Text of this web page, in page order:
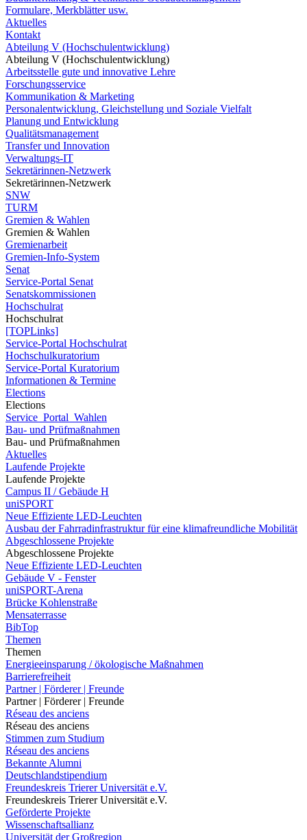
Formulare, Merkblätter usw.
Aktuelles
Kontakt
Abteilung V (Hochschulentwicklung)
Abteilung V (Hochschulentwicklung)
Arbeitsstelle gute und innovative Lehre
Forschungsservice
Kommunikation & Marketing
Personalentwicklung, Gleichstellung und Soziale Vielfalt
Planung und Entwicklung
Qualitätsmanagement
Transfer und Innovation
Verwaltungs-IT
Sekretärinnen-Netzwerk
Sekretärinnen-Netzwerk
SNW
TURM
Gremien & Wahlen
Gremien & Wahlen
Gremienarbeit
Gremien-Info-System
Senat
Service-Portal Senat
Senatskommissionen
Hochschulrat
Hochschulrat
[TOPLinks]
Service-Portal Hochschulrat
Hochschulkuratorium
Service-Portal Kuratorium
Informationen & Termine
Elections
Elections
Service_Portal_Wahlen
Bau- und Prüfmaßnahmen
Bau- und Prüfmaßnahmen
Aktuelles
Laufende Projekte
Laufende Projekte
Campus II / Gebäude H
uniSPORT
Neue Effiziente LED-Leuchten
Ausbau der Fahrradinfrastruktur für eine klimafreundliche Mobilität
Abgeschlossene Projekte
Abgeschlossene Projekte
Neue Effiziente LED-Leuchten
Gebäude V - Fenster
uniSPORT-Arena
Brücke Kohlenstraße
Mensaterrasse
BibTop
Themen
Themen
Energieeinsparung / ökologische Maßnahmen
Barrierefreiheit
Partner | Förderer | Freunde
Partner | Förderer | Freunde
Réseau des anciens
Réseau des anciens
Stimmen zum Studium
Réseau des anciens
Bekannte Alumni
Deutschlandstipendium
Freundeskreis Trierer Universität e.V.
Freundeskreis Trierer Universität e.V.
Geförderte Projekte
Wissenschaftsallianz
Universität der Großregion